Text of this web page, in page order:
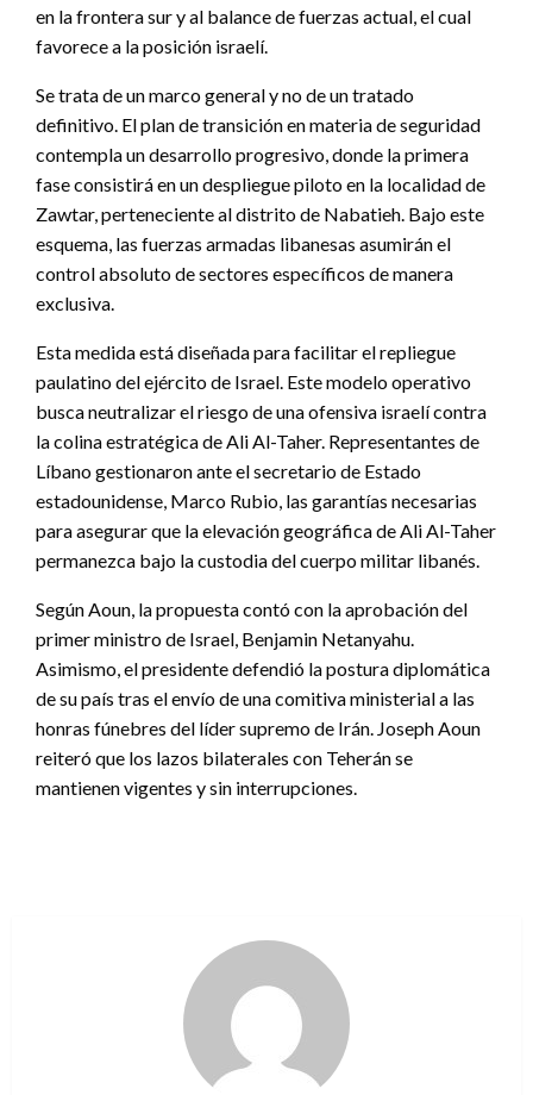
en la frontera sur y al balance de fuerzas actual, el cual
favorece a la posición israelí.
Se trata de un marco general y no de un tratado
definitivo. El plan de transición en materia de seguridad
contempla un desarrollo progresivo, donde la primera
fase consistirá en un despliegue piloto en la localidad de
Zawtar, perteneciente al distrito de Nabatieh. Bajo este
esquema, las fuerzas armadas libanesas asumirán el
control absoluto de sectores específicos de manera
exclusiva.
Esta medida está diseñada para facilitar el repliegue
paulatino del ejército de Israel. Este modelo operativo
busca neutralizar el riesgo de una ofensiva israelí contra
la colina estratégica de Ali Al-Taher. Representantes de
Líbano gestionaron ante el secretario de Estado
estadounidense, Marco Rubio, las garantías necesarias
para asegurar que la elevación geográfica de Ali Al-Taher
permanezca bajo la custodia del cuerpo militar libanés.
Según Aoun, la propuesta contó con la aprobación del
primer ministro de Israel, Benjamin Netanyahu.
Asimismo, el presidente defendió la postura diplomática
de su país tras el envío de una comitiva ministerial a las
honras fúnebres del líder supremo de Irán. Joseph Aoun
reiteró que los lazos bilaterales con Teherán se
mantienen vigentes y sin interrupciones.